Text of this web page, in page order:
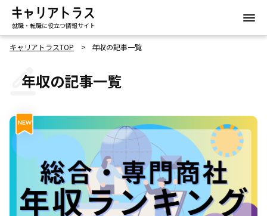
就職・転職に役立つ情報サイト
キャリアトラスTOP 年収の記事一覧
年収の記事一覧